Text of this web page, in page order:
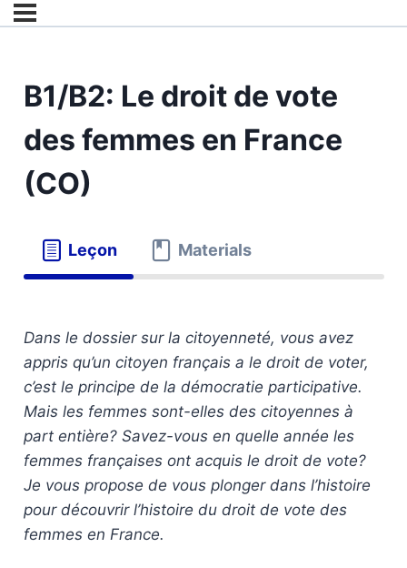
B1/B2: Le droit de vote
des femmes en France
(CO)
Leçon Materials
Dans le dossier sur la citoyenneté, vous avez
appris qu’un citoyen français a le droit de voter,
c’est le principe de la démocratie participative.
Mais les femmes sont-elles des citoyennes à
part entière? Savez-vous en quelle année les
femmes françaises ont acquis le droit de vote?
Je vous propose de vous plonger dans l’histoire
pour découvrir l’histoire du droit de vote des
femmes en France.